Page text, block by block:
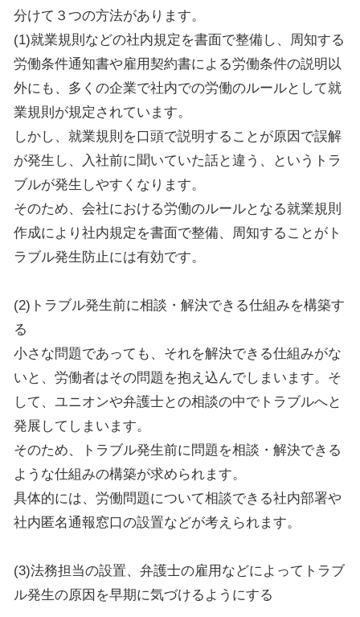
分けて３つの方法があります。
(1)就業規則などの社内規定を書面で整備し、周知する
労働条件通知書や雇用契約書による労働条件の説明以
外にも、多くの企業で社内での労働のルールとして就
業規則が規定されています。
しかし、就業規則を口頭で説明することが原因で誤解
が発生し、入社前に聞いていた話と違う、というトラ
ブルが発生しやすくなります。
そのため、会社における労働のルールとなる就業規則
作成により社内規定を書面で整備、周知することがト
ラブル発生防止には有効です。
(2)トラブル発生前に相談・解決できる仕組みを構築す
る
小さな問題であっても、それを解決できる仕組みがな
いと、労働者はその問題を抱え込んでしまいます。そ
して、ユニオンや弁護士との相談の中でトラブルへと
発展してしまいます。
そのため、トラブル発生前に問題を相談・解決できる
ような仕組みの構築が求められます。
具体的には、労働問題について相談できる社内部署や
社内匿名通報窓口の設置などが考えられます。
(3)法務担当の設置、弁護士の雇用などによってトラブ
ル発生の原因を早期に気づけるようにする